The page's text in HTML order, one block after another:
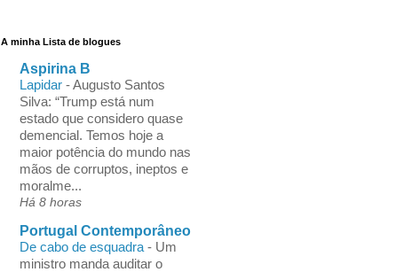
A minha Lista de blogues
Aspirina B
Lapidar -Augusto Santos
Silva: “Trump está num
estado que considero quase
demencial. Temos hoje a
maior potência do mundo nas
mãos de corruptos, ineptos e
moralme...
Há 8 horas
Portugal Contemporâneo
De cabo de esquadra - Um
ministro manda auditar o